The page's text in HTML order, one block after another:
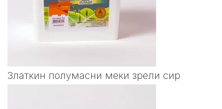
Златкин полумасни меки зрели сир